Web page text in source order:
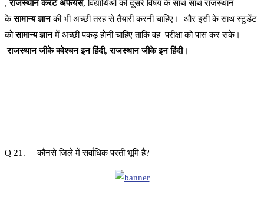
,राजस्थान करंट अफेयर्स, विद्यार्थिओं को दूसरे विषय के साथ साथ राजस्थान
केसामान्य ज्ञानकी भी अच्छी तरह से तैयारी करनी चाहिए। और इसी के साथ स्टूडेंट
कोसामान्य ज्ञानमें अच्छी पकड़ होनी चाहिए ताकि वह परीक्षा को पास कर सके।
राजस्थान जीके क्वेश्चन इन हिंदी,राजस्थान जीके इन हिंदी।
Q 21. कौनसे जिले में सर्वाधिक परती भूमि है?